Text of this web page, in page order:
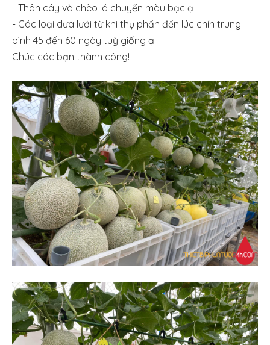
- Thân cây và chèo lá chuyển màu bạc ạ
- Các loại dưa lưới từ khi thụ phấn đến lúc chín trung
bình 45 đến 60 ngày tuỳ giống ạ
Chúc các bạn thành công!